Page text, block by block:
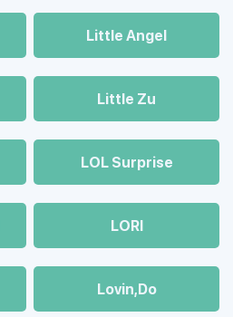
Little Angel
Little Zu
LOL Surprise
LORI
Lovin,Do